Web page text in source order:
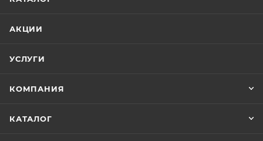
АКЦИИ
УСЛУГИ
КОМПАНИЯ
КАТАЛОГ